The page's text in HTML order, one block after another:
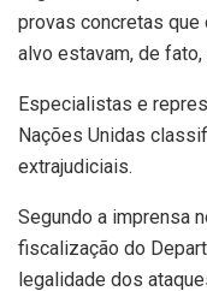
provas concretas
alvo estavam, de
Especialistas e
Nações Unidas
extrajudiciais.
Segundo a imprensa
fiscalização do
legalidade dos